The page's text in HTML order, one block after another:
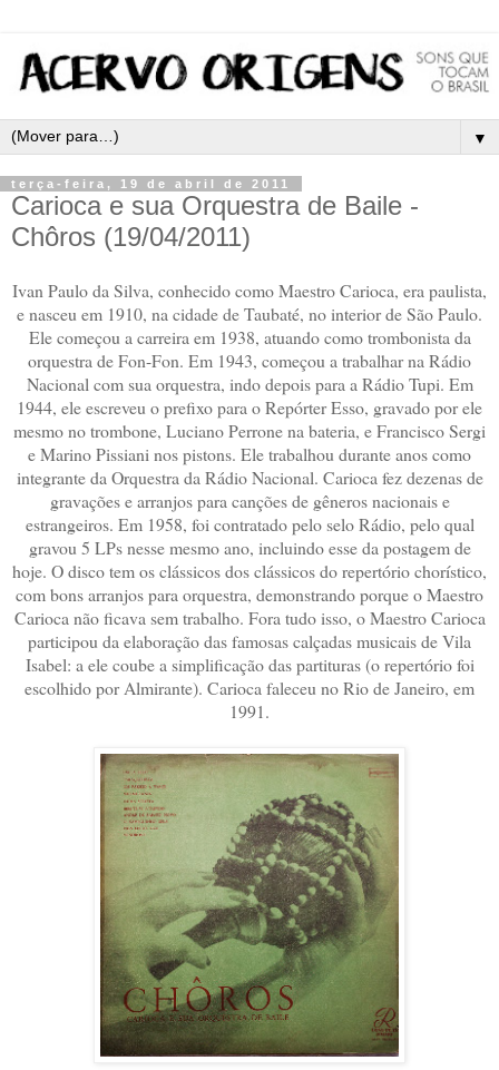
▼
terça-feira, 19 de abril de 2011
Carioca e sua Orquestra de Baile -
Chôros (19/04/2011)
Ivan Paulo da Silva, conhecido como Maestro Carioca, era paulista,
e nasceu em 1910, na cidade de Taubaté, no interior de São Paulo.
Ele começou a carreira em 1938, atuando como trombonista da
orquestra de Fon-Fon. Em 1943, começou a trabalhar na Rádio
Nacional com sua orquestra, indo depois para a Rádio Tupi. Em
1944, ele escreveu o prefixo para o Repórter Esso, gravado por ele
mesmo no trombone, Luciano Perrone na bateria, e Francisco Sergi
e Marino Pissiani nos pistons. Ele trabalhou durante anos como
integrante da Orquestra da Rádio Nacional. Carioca fez dezenas de
gravações e arranjos para canções de gêneros nacionais e
estrangeiros. Em 1958, foi contratado pelo selo Rádio, pelo qual
gravou 5 LPs nesse mesmo ano, incluindo esse da postagem de
hoje. O disco tem os clássicos dos clássicos do repertório chorístico,
com bons arranjos para orquestra, demonstrando porque o Maestro
Carioca não ficava sem trabalho. Fora tudo isso, o Maestro Carioca
participou da elaboração das famosas calçadas musicais de Vila
Isabel: a ele coube a simplificação das partituras (o repertório foi
escolhido por Almirante). Carioca faleceu no Rio de Janeiro, em
1991.